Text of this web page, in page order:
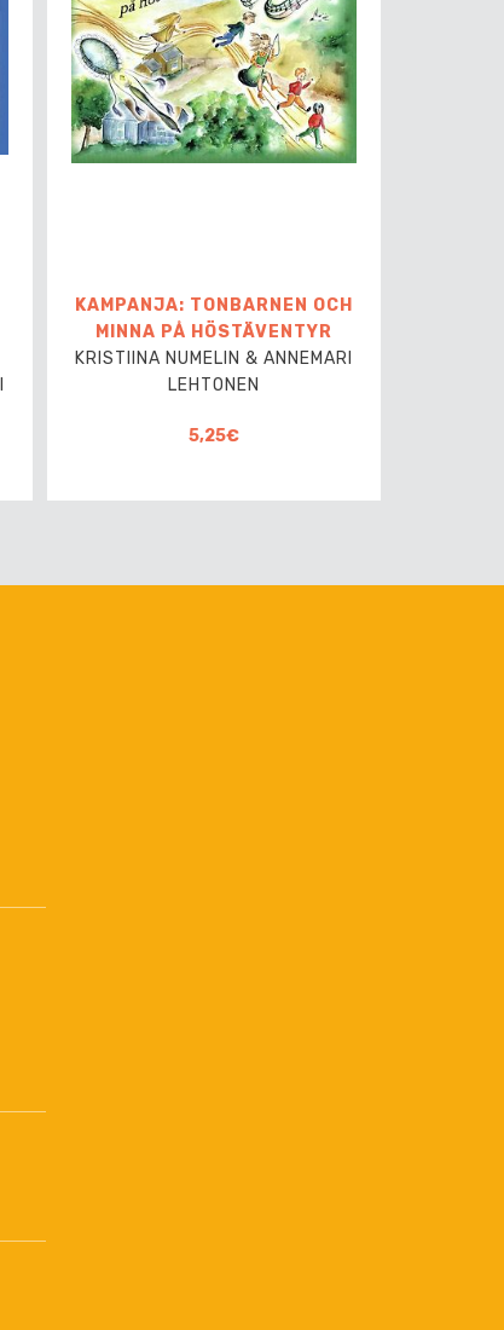
KAMPANJA: TONBARNEN OCH
MINNA PÅ HÖSTÄVENTYR
KRISTIINA NUMELIN & ANNEMARI
LEHTONEN
5,25€